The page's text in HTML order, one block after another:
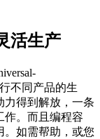
活生产
不同产品的生
力得到解放，一条
作。而且编程容
。如需帮助，或您